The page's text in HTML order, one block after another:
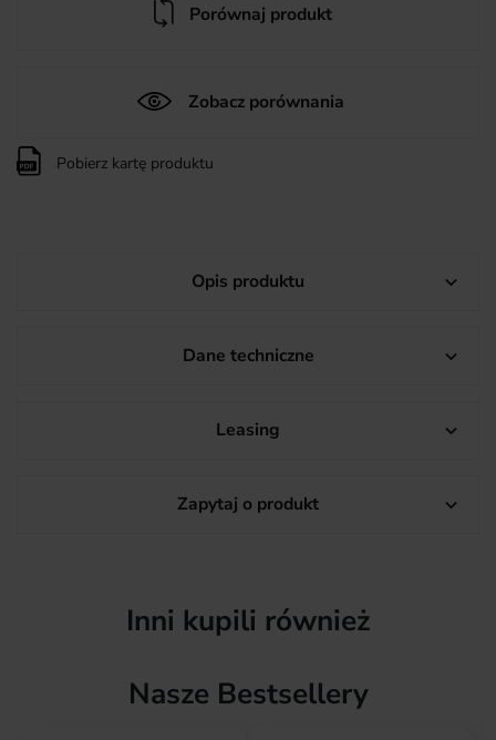
Porównaj produkt
Zobacz porównania
Pobierz kartę produktu
Opis produktu 
Dane techniczne 
Leasing 
Zapytaj o produkt 
Inni kupili również
Nasze Bestsellery